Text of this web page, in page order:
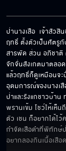
ป่านางเสือ  เจ้าสัวสิ
ฤทธิ์ ตั้งตัวเป็นศัตรูกั
สารพัด ส่วน อภิชาติ
จักจั่นสังเกตมาตลอ
แล้วฤทธิ์ก็ดูเหมือนจ
อุดมการณ์ของนางเ
ป่าและรังแกชาวบ้า
พรานเข้ม โชว์ให้เห็
ตัว เชน ก็อยากได้ไ
กำจัดเสือดำที่พิทักษ์
อยากลองกินเนื้อเสือด